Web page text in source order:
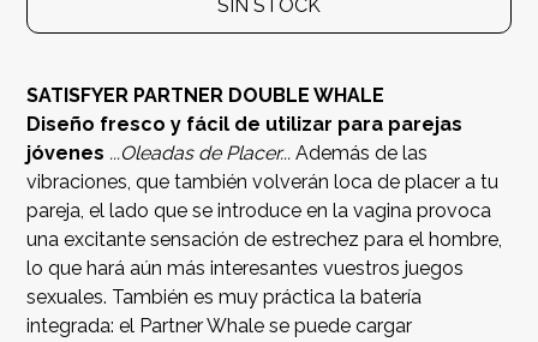
SIN STOCK
SATISFYER PARTNER DOUBLE WHALE
Diseño fresco y fácil de utilizar para parejas
jóvenes ...Oleadas de Placer...Además de las
vibraciones, que también volverán loca de placer a tu
pareja, el lado que se introduce en la vagina provoca
una excitante sensación de estrechez para el hombre,
lo que hará aún más interesantes vuestros juegos
sexuales. También es muy práctica la batería
integrada: el Partner Whale se puede cargar